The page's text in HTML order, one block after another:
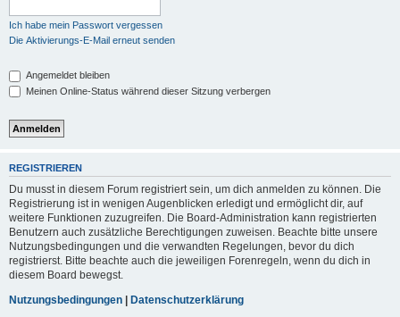
Ich habe mein Passwort vergessen
Die Aktivierungs-E-Mail erneut senden
Angemeldet bleiben
Meinen Online-Status während dieser Sitzung verbergen
REGISTRIEREN
Du musst in diesem Forum registriert sein, um dich anmelden zu können. Die
Registrierung ist in wenigen Augenblicken erledigt und ermöglicht dir, auf
weitere Funktionen zuzugreifen. Die Board-Administration kann registrierten
Benutzern auch zusätzliche Berechtigungen zuweisen. Beachte bitte unsere
Nutzungsbedingungen und die verwandten Regelungen, bevor du dich
registrierst. Bitte beachte auch die jeweiligen Forenregeln, wenn du dich in
diesem Board bewegst.
Nutzungsbedingungen | Datenschutzerklärung